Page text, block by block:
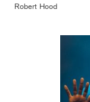
Robert Hood